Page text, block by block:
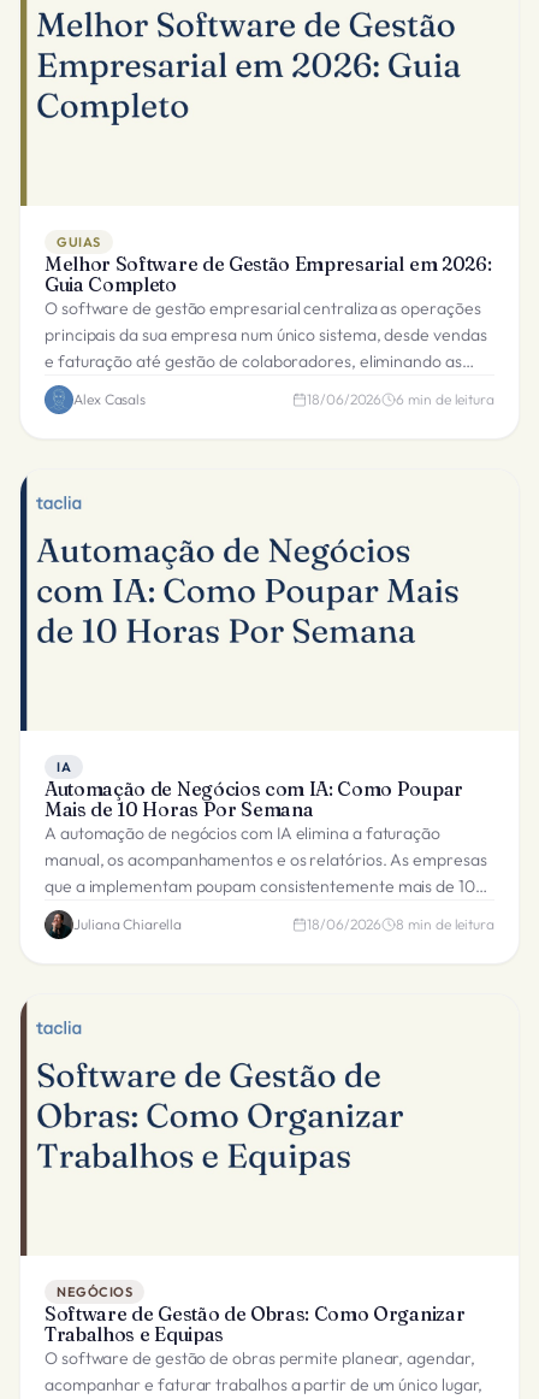
GUIAS
Melhor Software de Gestão Empresarial em 2026:
Guia Completo
O software de gestão empresarial centraliza as operações
principais da sua empresa num único sistema, desde vendas
e faturação até gestão de colaboradores, eliminando as
ferramentas desconectadas.
Alex Casals 18/06/2026 6 min de leitura
IA
Automação de Negócios com IA: Como Poupar
Mais de 10 Horas Por Semana
A automação de negócios com IA elimina a faturação
manual, os acompanhamentos e os relatórios. As empresas
que a implementam poupam consistentemente mais de 10
horas por semana. Eis como.
Juliana Chiarella 18/06/2026 8 min de leitura
NEGÓCIOS
Software de Gestão de Obras: Como Organizar
Trabalhos e Equipas
O software de gestão de obras permite planear, agendar,
acompanhar e faturar trabalhos a partir de um único lugar,